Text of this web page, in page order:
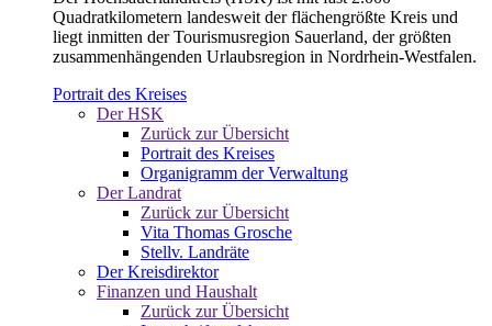
Quadratkilometern landesweit der flächengrößte Kreis und
liegt inmitten der Tourismusregion Sauerland, der größten
zusammenhängenden Urlaubsregion in Nordrhein-Westfalen.
Portrait des Kreises
Der HSK
Zurück zur Übersicht
Portrait des Kreises
Organigramm der Verwaltung
Der Landrat
Zurück zur Übersicht
Vita Thomas Grosche
Stellv. Landräte
Der Kreisdirektor
Finanzen und Haushalt
Zurück zur Übersicht